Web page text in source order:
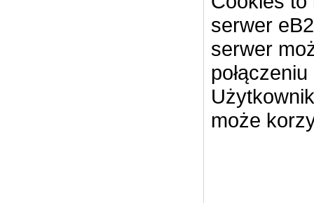
serwer
serwer
może